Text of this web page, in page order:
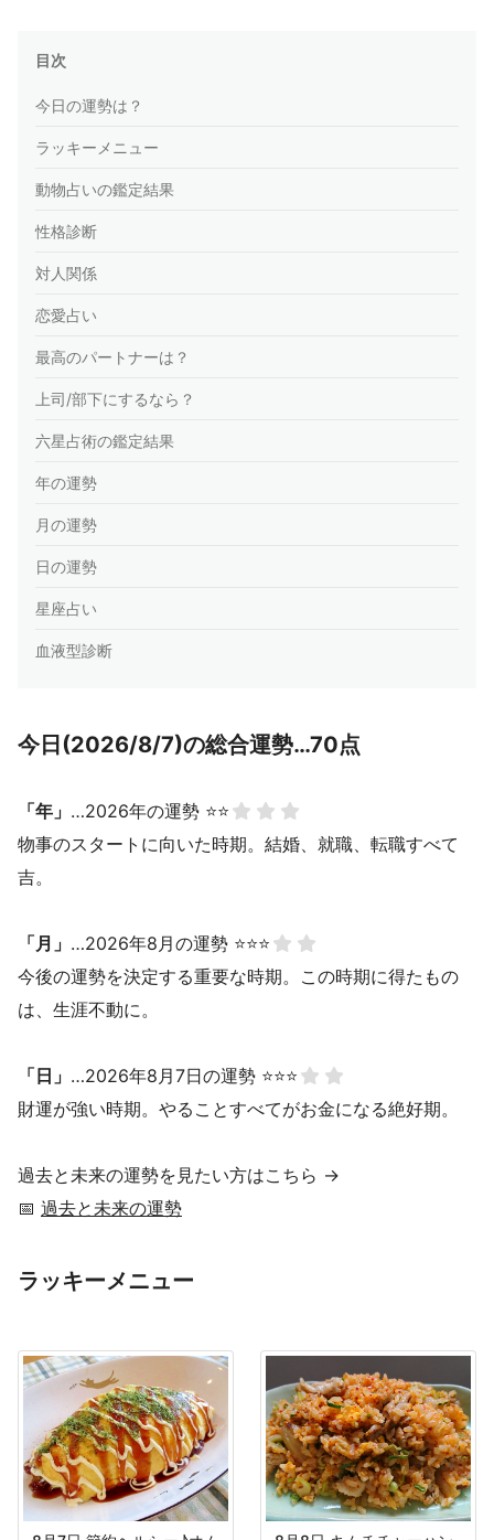
目次
今日の運勢は？
ラッキーメニュー
動物占いの鑑定結果
性格診断
対人関係
恋愛占い
最高のパートナーは？
上司/部下にするなら？
六星占術の鑑定結果
年の運勢
月の運勢
日の運勢
星座占い
血液型診断
今日(2026/8/7)の総合運勢…70点
「年」 …2026年の運勢 ⭐⭐
物事のスタートに向いた時期。結婚、就職、転職すべて
吉。
「月」 …2026年8月の運勢 ⭐⭐⭐
今後の運勢を決定する重要な時期。この時期に得たもの
は、生涯不動に。
「日」 …2026年8月7日の運勢 ⭐⭐⭐
財運が強い時期。やることすべてがお金になる絶好期。
過去と未来の運勢を見たい方はこちら →
📅 過去と未来の運勢
ラッキーメニュー